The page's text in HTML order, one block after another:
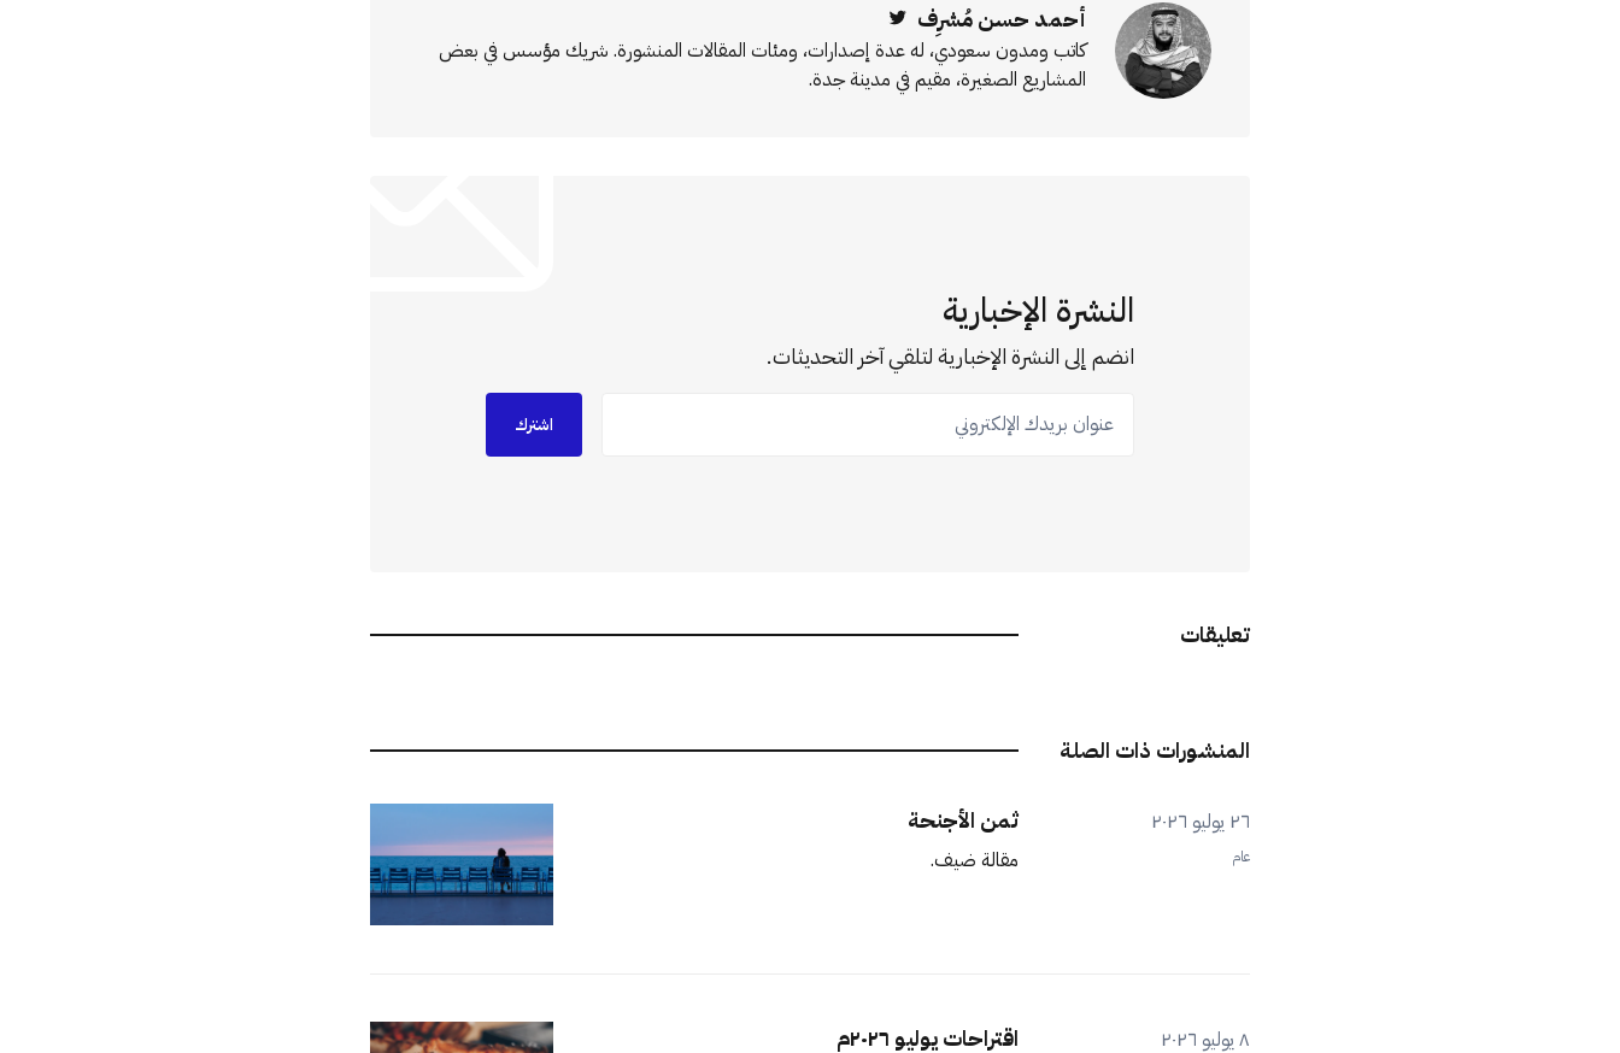
أحمد حسن مُشرِف
كاتب ومدون سعودي، له عدة إصدارات، ومئات المقالات المنشورة. شريك مؤسس في بعض
المشاريع الصغيرة، مقيم في مدينة جدة.
النشرة الإخبارية
انضم إلى النشرة الإخبارية لتلقي آخر التحديثات.
عنوان بريدك الإلكتروني
اشترك
تعليقات
المنشورات ذات الصلة
٢٦ يوليو ٢٠٢٦
عام
ثمن الأجنحة
مقالة ضيف.
٨ يوليو ٢٠٢٦ اقتراحات يوليو ٢٠٢٦م